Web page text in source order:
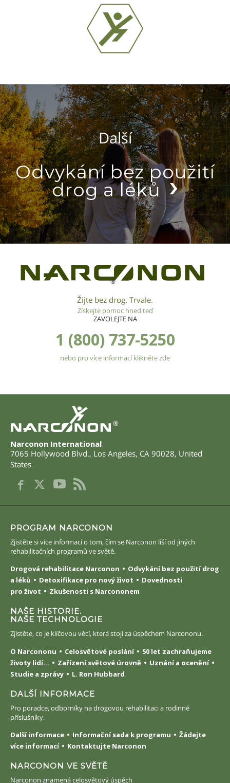
Další
Odvykání bez použití
drog a léků
®
Žijte bez drog. Trvale.
Získejte pomoc hned teď
ZAVOLEJTE NA
1 (800) 737-5250
nebo pro více informací klikněte zde
®
Narconon International
7065 Hollywood Blvd., Los Angeles, CA 90028, United
States
PROGRAM NARCONON
Zjistěte si více informací o tom, čím se Narconon liší od jiných
rehabilitačních programů ve světě.
Drogová rehabilitace Narconon
Odvykání bez použití drog
a léků
Detoxifikace pro nový život
Dovednosti
pro život
Zkušenosti s Narcononem
NAŠE HISTORIE.
NAŠE TECHNOLOGIE
Zjistěte, co je klíčovou věcí, která stojí za úspěchem Narcononu.
O Narcononu
Celosvětové poslání
50 let zachraňujeme
životy lidí...
Zařízení světové úrovně
Uznání a ocenění
Studie a zprávy
L. Ron Hubbard
DALŠÍ INFORMACE
Pro poradce, odborníky na drogovou rehabilitaci a rodinné
příslušníky.
Další informace
Informační sada k programu
Žádejte
více informací
Kontaktujte Narconon
NARCONON VE SVĚTĚ
Narconon znamená celosvětový úspěch